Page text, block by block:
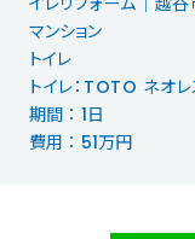
マンション
トイレ
トイレ：TOTO ネオレ
期間 ： 1日
費用 ： 51万円